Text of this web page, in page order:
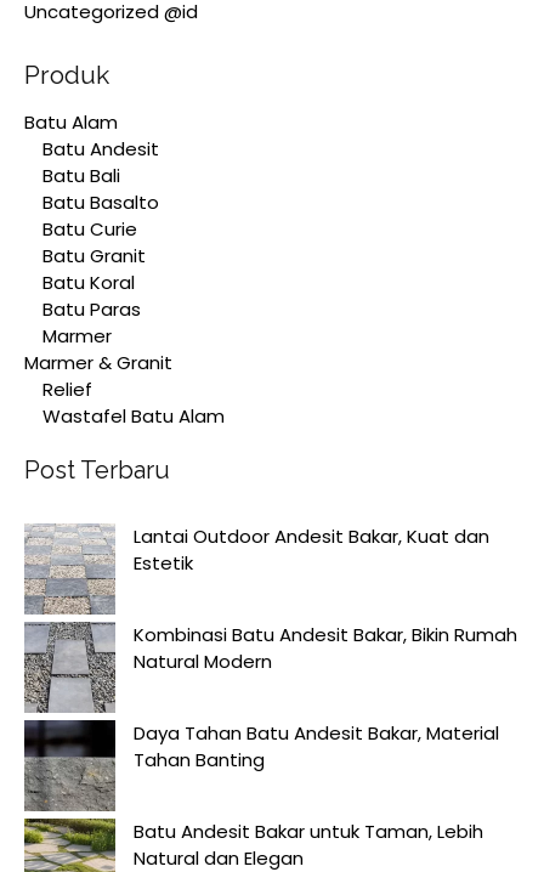
Uncategorized @id
Produk
Batu Alam
Batu Andesit
Batu Bali
Batu Basalto
Batu Curie
Batu Granit
Batu Koral
Batu Paras
Marmer
Marmer & Granit
Relief
Wastafel Batu Alam
Post Terbaru
Lantai Outdoor Andesit Bakar, Kuat dan
Estetik
Kombinasi Batu Andesit Bakar, Bikin Rumah
Natural Modern
Daya Tahan Batu Andesit Bakar, Material
Tahan Banting
Batu Andesit Bakar untuk Taman, Lebih
Natural dan Elegan